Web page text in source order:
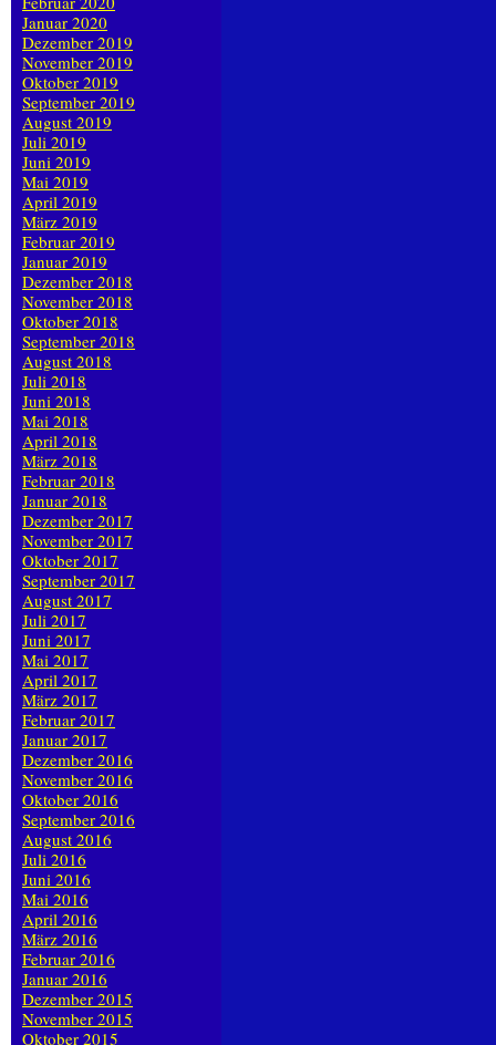
Januar 2020
Dezember 2019
November 2019
Oktober 2019
September 2019
August 2019
Juli 2019
Juni 2019
Mai 2019
April 2019
März 2019
Februar 2019
Januar 2019
Dezember 2018
November 2018
Oktober 2018
September 2018
August 2018
Juli 2018
Juni 2018
Mai 2018
April 2018
März 2018
Februar 2018
Januar 2018
Dezember 2017
November 2017
Oktober 2017
September 2017
August 2017
Juli 2017
Juni 2017
Mai 2017
April 2017
März 2017
Februar 2017
Januar 2017
Dezember 2016
November 2016
Oktober 2016
September 2016
August 2016
Juli 2016
Juni 2016
Mai 2016
April 2016
März 2016
Februar 2016
Januar 2016
Dezember 2015
November 2015
Oktober 2015